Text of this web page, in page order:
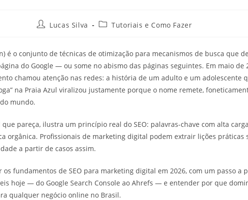
Lucas Silva Tutoriais e Como Fazer
é o conjunto de técnicas de otimização para mecanismos de busca que
do Google — ou some no abismo das páginas seguintes. Em maio de
chamou atenção nas redes: a história de um adulto e um adolescente
na Praia Azul viralizou justamente porque o nome remete,
mundo.
pareça, ilustra um princípio real do SEO: palavras-chave com alta
orgânica. Profissionais de marketing digital podem extrair lições práticas
a partir de casos assim.
fundamentos de SEO para marketing digital em 2026, com um passo a
hoje — do Google Search Console ao Ahrefs — e entender por que
qualquer negócio online no Brasil.